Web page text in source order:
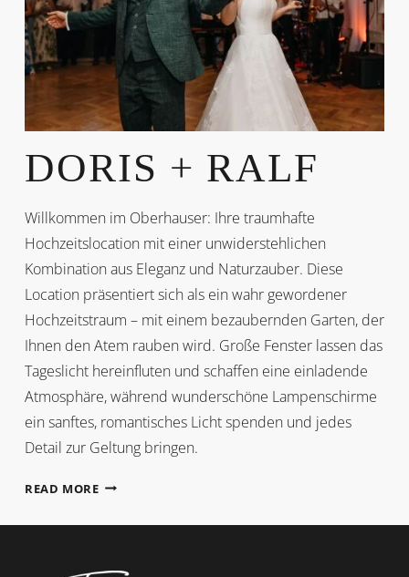
DORIS + RALF
Willkommen im Oberhauser: Ihre traumhafte
Hochzeitslocation mit einer unwiderstehlichen
Kombination aus Eleganz und Naturzauber. Diese
Location präsentiert sich als ein wahr gewordener
Hochzeitstraum – mit einem bezaubernden Garten, der
Ihnen den Atem rauben wird. Große Fenster lassen das
Tageslicht hereinfluten und schaffen eine einladende
Atmosphäre, während wunderschöne Lampenschirme
ein sanftes, romantisches Licht spenden und jedes
Detail zur Geltung bringen.
READ MOREDORIS
RALF